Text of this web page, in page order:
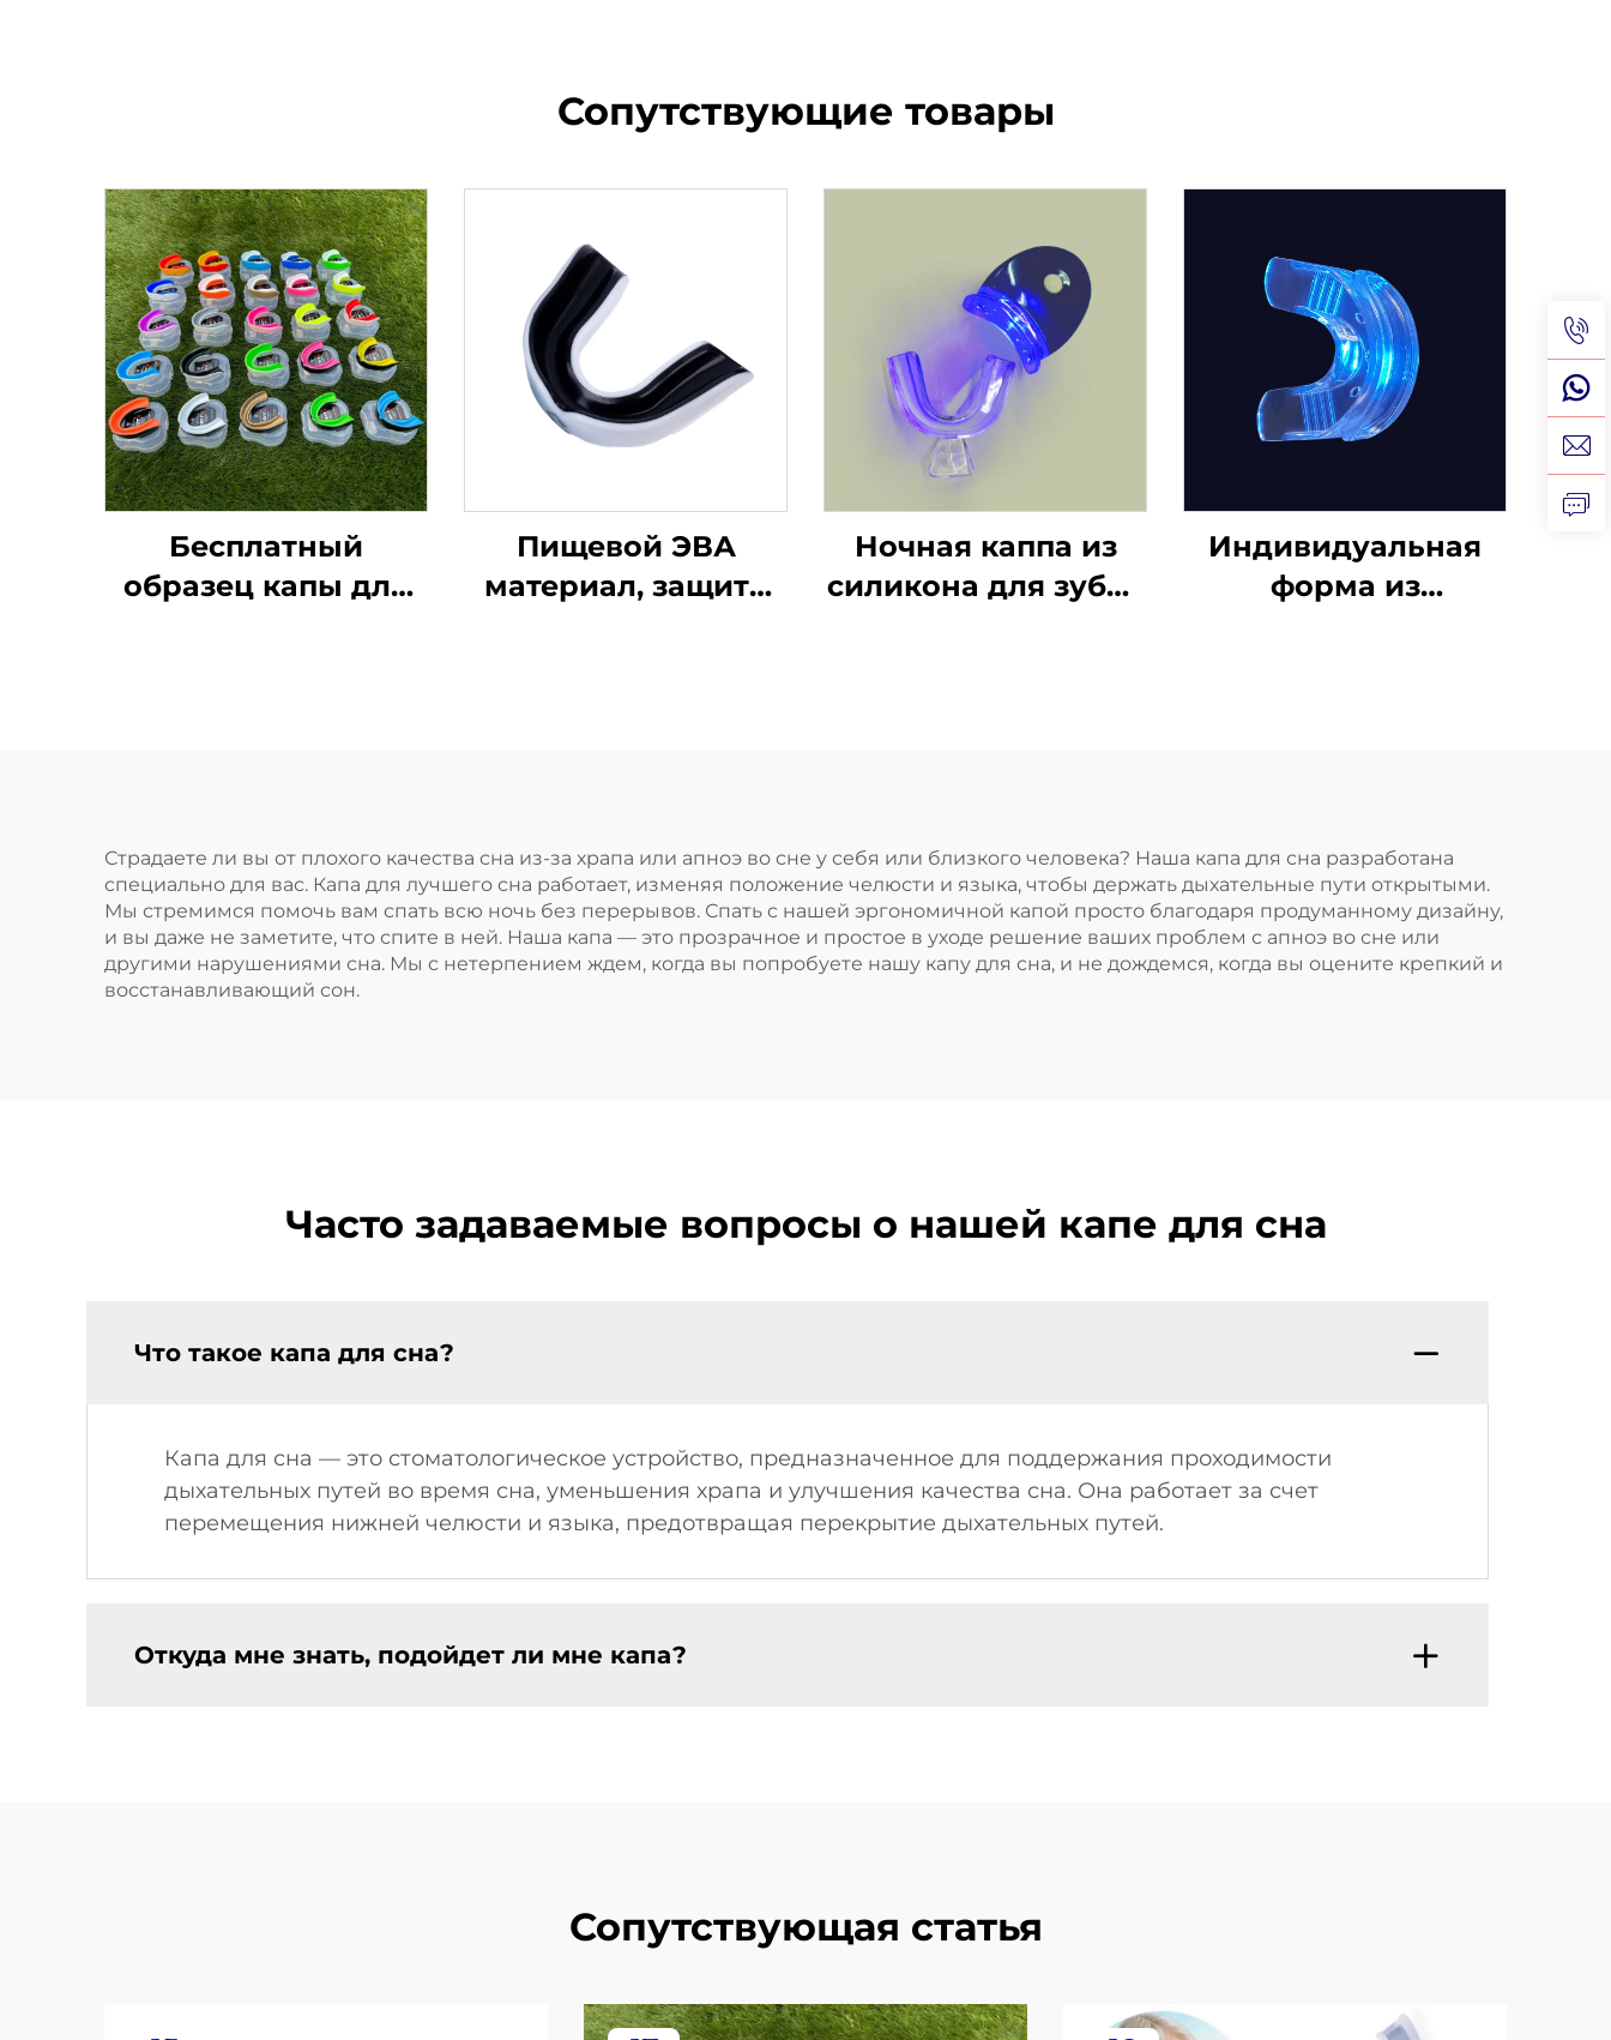
Сопутствующие товары
Бесплатный
образец капы для
для ММА, бокса
Пищевой ЭВА
материал, защита
для зубов
Ночная каппа из
силикона для зубов
зубов
Индивидуальная
форма из
с капой от скрежета
зубами
Страдаете ли вы от плохого качества сна из-за храпа или апноэ во сне у себя или близкого человека? Наша капа для сна разработана
специально для вас. Капа для лучшего сна работает, изменяя положение челюсти и языка, чтобы держать дыхательные пути открытыми.
Мы стремимся помочь вам спать всю ночь без перерывов. Спать с нашей эргономичной капой просто благодаря продуманному дизайну,
и вы даже не заметите, что спите в ней. Наша капа — это прозрачное и простое в уходе решение ваших проблем с апноэ во сне или
другими нарушениями сна. Мы с нетерпением ждем, когда вы попробуете нашу капу для сна, и не дождемся, когда вы оцените крепкий и
восстанавливающий сон.
Часто задаваемые вопросы о нашей капе для сна
Что такое капа для сна?
Капа для сна — это стоматологическое устройство, предназначенное для поддержания проходимости
дыхательных путей во время сна, уменьшения храпа и улучшения качества сна. Она работает за счет
перемещения нижней челюсти и языка, предотвращая перекрытие дыхательных путей.
Откуда мне знать, подойдет ли мне капа?
Сопутствующая статья